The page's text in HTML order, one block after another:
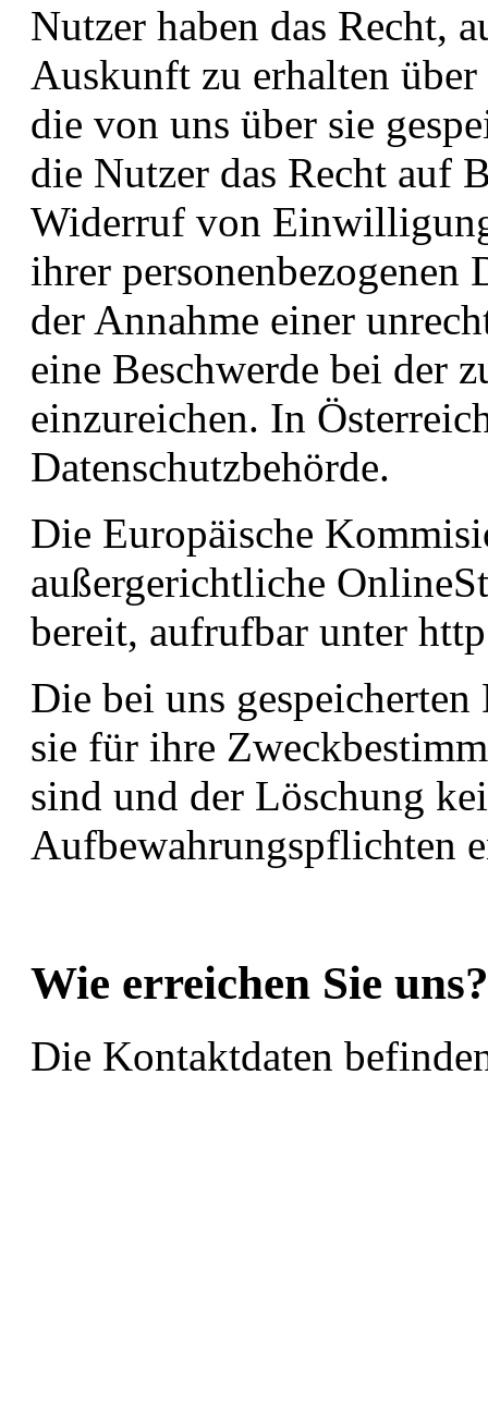
Nutzer haben das Recht,
Auskunft zu erhalten über
die von uns über sie
die Nutzer das Recht auf
Widerruf von
ihrer personenbezogenen
der Annahme einer
eine Beschwerde bei der
einzureichen. In
Datenschutzbehörde.
Die Europäische
außergerichtliche
bereit, aufrufbar unter
Die bei uns
sie für ihre
sind und der Löschung
Aufbewahrungspflichten
Wie erreichen Sie uns?
Die Kontaktdaten